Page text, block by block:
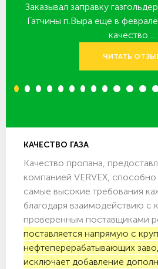
Заказывал заправку
Гатчины п.Выра еще в
качество…
ЧИТАТЬ
1 2 3 4 5 6 7 8 9 10 11 12
КАЧЕСТВО ГАЗА
Качество пропана,
компанией VERVEX, способно
самые высокие требования
благодаря взаимодействию с
проверенным поставщиками
поставляется напрямую с
нефтеперерабатывающих
исключает добавление